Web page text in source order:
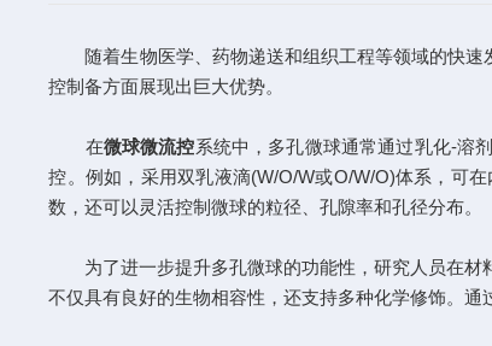
随着生物医学、药物递送和组织工程等领域的快速
控制备方面展现出巨大优势。
在微球微流控系统中，多孔微球通常通过乳化-溶
控。例如，采用双乳液滴(W/O/W或O/W/O)体系，可
数，还可以灵活控制微球的粒径、孔隙率和孔径分布。
为了进一步提升多孔微球的功能性，研究人员在材
不仅具有良好的生物相容性，还支持多种化学修饰。